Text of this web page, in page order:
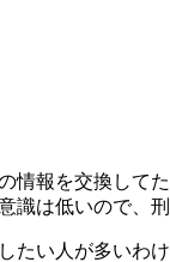
情報を交換し
識は低いので、
たい人が多い